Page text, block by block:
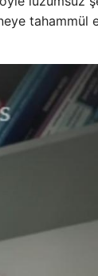
tahammül